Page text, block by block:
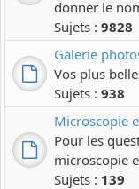
donner le
Sujets : 9828
Galerie
Vos plus
Sujets : 938
Microscopie
Pour les
microscopie
Sujets : 139